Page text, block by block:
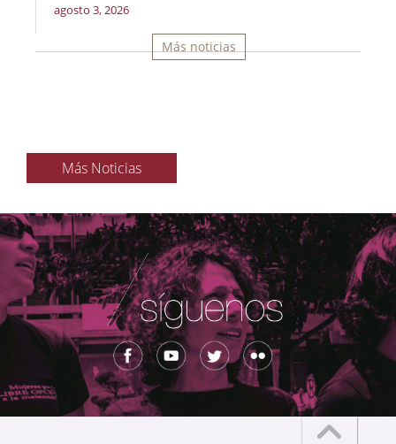
agosto 3, 2026
Más noticias
Más Noticias